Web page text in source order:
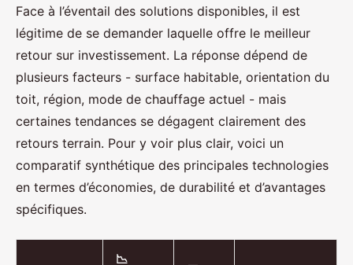
Face à l’éventail des solutions disponibles, il est
légitime de se demander laquelle offre le meilleur
retour sur investissement. La réponse dépend de
plusieurs facteurs - surface habitable, orientation du
toit, région, mode de chauffage actuel - mais
certaines tendances se dégagent clairement des
retours terrain. Pour y voir plus clair, voici un
comparatif synthétique des principales technologies
en termes d’économies, de durabilité et d’avantages
spécifiques.
📉